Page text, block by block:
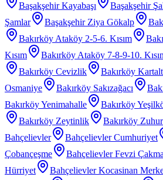
Başakşehir Kayabaşı
Başakşehir
Şamlar
Başakşehir Ziya Gökalp
Bakırköy Ataköy 2-5-6. Kısım
Kısım
Bakırköy Ataköy 7-8-9-10.
Bakırköy Cevizlik
Bakırköy
Osmaniye
Bakırköy Sakızağacı
Bakırköy Yenimahalle
Bakırköy
Bakırköy Zeytinlik
Bakırköy
Bahçelievler
Bahçelievler Cumhuriyet
Çobançeşme
Bahçelievler Fevzi
Hürriyet
Bahçelievler Kocasinan